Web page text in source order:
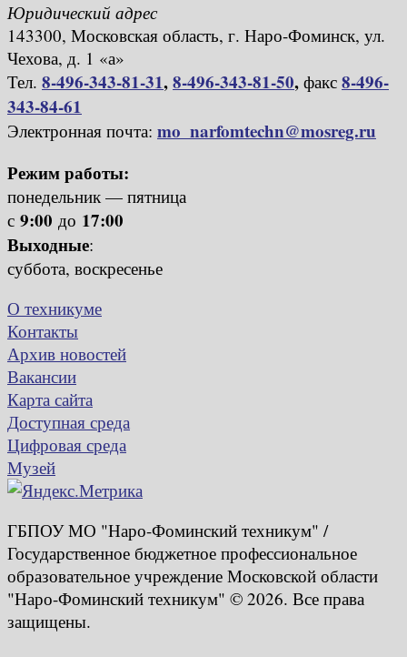
Юридический адрес
143300, Московская область, г. Наро-Фоминск, ул.
Чехова, д. 1 «а»
Тел. 8-496-343-81-31,8-496-343-81-50, факс 8-496-
343-84-61
Электронная почта: mo_narfomtechn@mosreg.ru
Режим работы:
понедельник — пятница
с 9:00 до 17:00
Выходные:
суббота, воскресенье
О техникуме
Контакты
Архив новостей
Вакансии
Карта сайта
Доступная среда
Цифровая среда
Музей
ГБПОУ МО "Наро-Фоминский техникум" /
Государственное бюджетное профессиональное
образовательное учреждение Московской области
"Наро-Фоминский техникум" © 2026. Все права
защищены.